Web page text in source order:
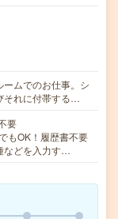
ムでのお仕事。シ
それに付帯する…
要
もOK！履歴書不要
などを入力す…